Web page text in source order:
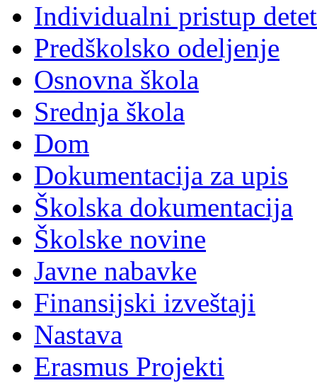
Individualni pristup
Predškolsko odeljenje
Osnovna škola
Srednja škola
Dom
Dokumentacija za upis
Školska dokumentacija
Školske novine
Javne nabavke
Finansijski izveštaji
Nastava
Erasmus Projekti